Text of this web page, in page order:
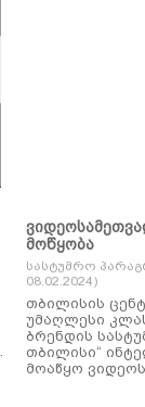
მოწყობა
სასტუმრო
08.02.2024)
თბილისის
უმაღლესი
ბრენდის
თბილისი“
მოაწყო